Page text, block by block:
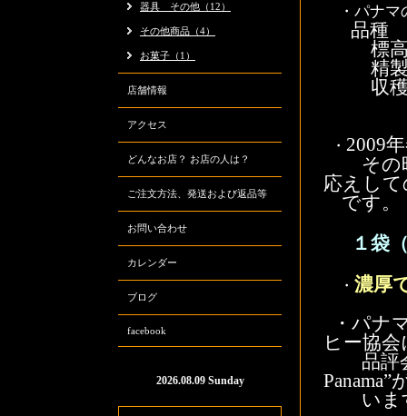
・パナマ
品種
標高
精製
収穫
・ 2009
その時
応えし
です。
１袋
・ 濃厚
・パナ
ヒー協
品評会
Panama”
いま
器具 その他（12）
その他商品（4）
お菓子（1）
店舗情報
アクセス
どんなお店？ お店の人は？
ご注文方法、発送および返品等
お問い合わせ
カレンダー
ブログ
facebook
2026.08.09 Sunday